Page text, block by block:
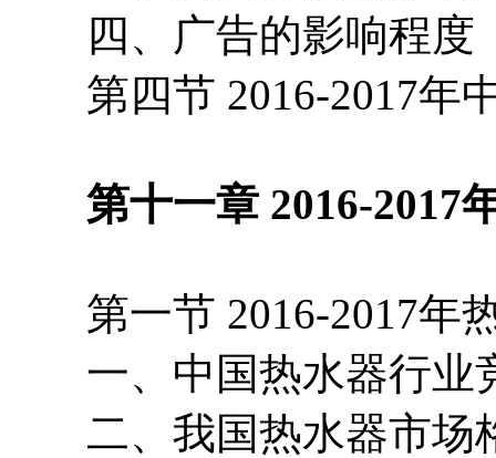
四、广告的影响程度
第四节 2016-2017年
第十一章 2016-2017
第一节 2016-2017年
一、中国热水器行业
二、我国热水器市场